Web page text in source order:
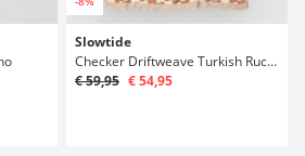
Slowtide
Checker Driftweave Turkish Rucník
€ 59,95 € 54,95